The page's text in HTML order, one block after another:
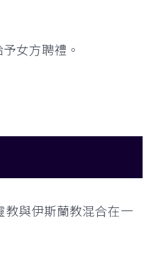
女方聘禮。
與伊斯蘭教混合在一